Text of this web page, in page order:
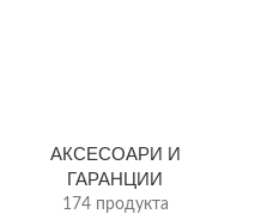
АКСЕСОАРИ И
ГАРАНЦИИ
174 продукта